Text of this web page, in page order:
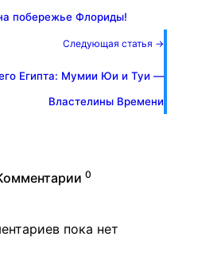
побережье Флориды!
Следующая статья →
Египта: Мумии Юи и Туи —
Властелины Времени
0
пока нет